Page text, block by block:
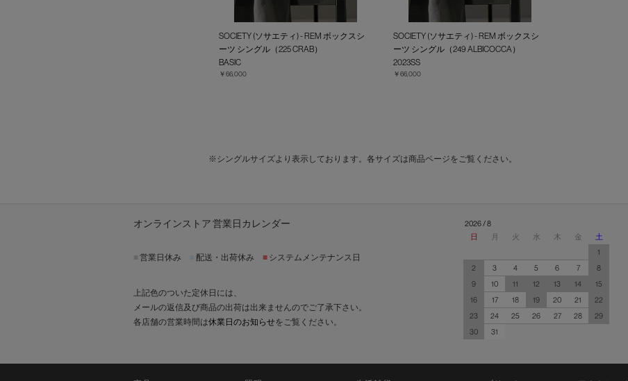
SOCIETY (ソサエティ) - REM ボックスシ
ーツ シングル（225 CRAB）
BASIC
￥66,000
SOCIETY (ソサエティ) - REM ボックスシ
ーツ シングル（249 ALBICOCCA）
2023SS
￥66,000
※シングルサイズより表示しております。各サイズは商品ページをご覧ください。
オンラインストア 営業日カレンダー
営業日休み 配送・出荷休み ■ システムメンテナンス日
上記色のついた定休日には、
メールの返信及び商品の出荷は出来ませんのでご了承下さい。
各店舗の営業時間は休業日のお知らせをご覧ください。
2026 / 8
日
月 火 水 木 金
土
1
2
3 4 5 6 7
8
9
10 11 12 13 14
15
16
17 18 19 20 21
22
23
24 25 26 27 28
29
30
31